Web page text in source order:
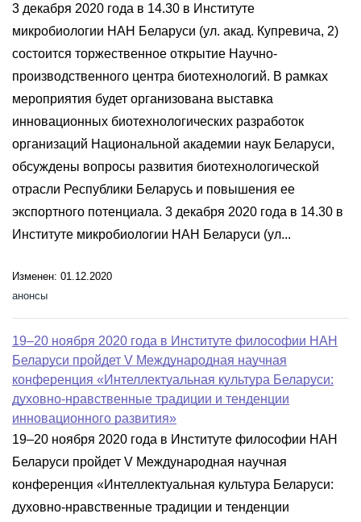
3 декабря 2020 года в 14.30 в Институте
микробиологии НАН Беларуси (ул. акад. Купревича, 2)
состоится торжественное открытие Научно-
производственного центра биотехнологий. В рамках
мероприятия будет организована выставка
инновационных биотехнологических разработок
организаций Национальной академии наук Беларуси,
обсуждены вопросы развития биотехнологической
отрасли Республики Беларусь и повышения ее
экспортного потенциала. 3 декабря 2020 года в 14.30 в
Институте микробиологии НАН Беларуси (ул...
Изменен: 01.12.2020
анонсы
19–20 ноября 2020 года в Институте философии НАН
Беларуси пройдет V Международная научная
конференция «Интеллектуальная культура Беларуси:
духовно-нравственные традиции и тенденции
инновационного развития»
19–20 ноября 2020 года в Институте философии НАН
Беларуси пройдет V Международная научная
конференция «Интеллектуальная культура Беларуси:
духовно-нравственные традиции и тенденции